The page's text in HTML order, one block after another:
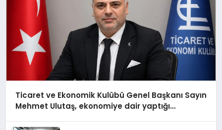
Ticaret ve Ekonomik Kulübü Genel Başkanı Sayın
Mehmet Ulutaş, ekonomiye dair yaptığı